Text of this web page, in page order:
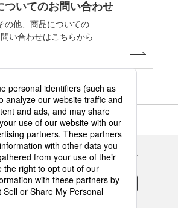
ついてのお問い合わせ
の他、商品についての
い合わせはこちらから
まい・くらし SNSアカウント